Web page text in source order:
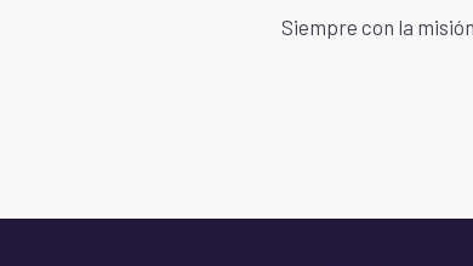
Siempre con la